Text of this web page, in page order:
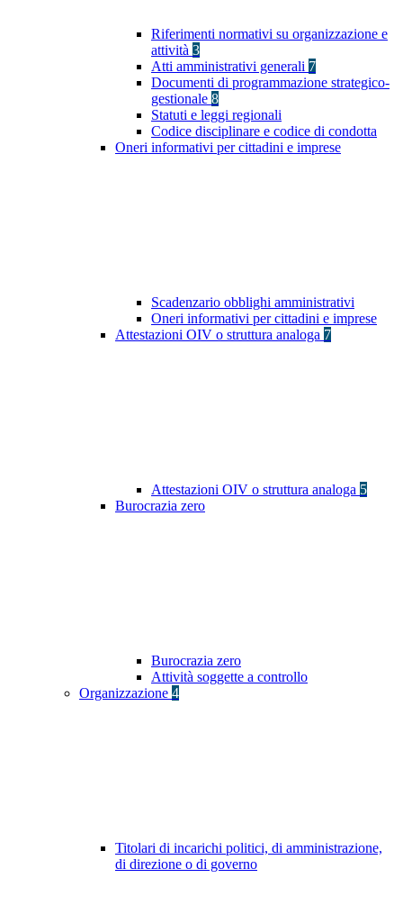
Riferimenti normativi su organizzazione e
attività 3
Atti amministrativi generali 7
Documenti di programmazione strategico-
gestionale 8
Statuti e leggi regionali
Codice disciplinare e codice di condotta
Oneri informativi per cittadini e imprese
Scadenzario obblighi amministrativi
Oneri informativi per cittadini e imprese
Attestazioni OIV o struttura analoga 7
Attestazioni OIV o struttura analoga 5
Burocrazia zero
Burocrazia zero
Attività soggette a controllo
Organizzazione 4
Titolari di incarichi politici, di amministrazione,
di direzione o di governo